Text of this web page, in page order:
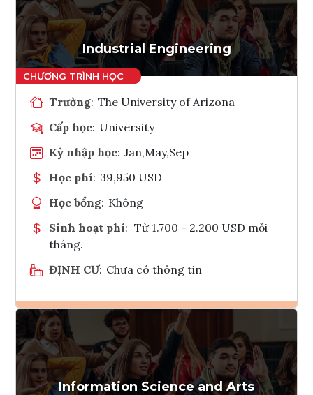
Tham vấn Interlink
Industrial Engineering
Trường: The University of Arizona
Cấp học: University
Kỳ nhập học: Jan,May,Sep
Học phí: 39,950 USD
Học bổng: Không
Sinh hoạt phí: Từ 1.700 - 2.200 USD mỗi
tháng.
ĐỊNH CƯ: Chưa có thông tin
Ghi danh
Tham vấn Interlink
Information Science and Arts